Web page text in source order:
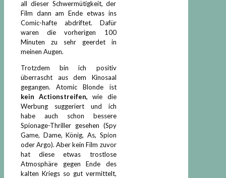
all dieser Schwermütigkeit, der
Film dann am Ende etwas ins
Comic-hafte abdriftet. Dafür
waren die vorherigen 100
Minuten zu sehr geerdet in
meinen Augen.
Trotzdem bin ich positiv
überrascht aus dem Kinosaal
gegangen. Atomic Blonde ist
kein Actionstreifen,wie die
Werbung suggeriert und ich
habe auch schon bessere
Spionage-Thriller gesehen (Spy
Game, Dame, König, As, Spion
oder Argo). Aber kein Film zuvor
hat diese etwas trostlose
Atmosphäre gegen Ende des
kalten Kriegs so gut vermittelt,